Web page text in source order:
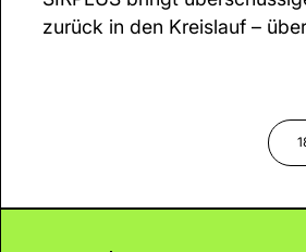
zurück in den Kreislauf –